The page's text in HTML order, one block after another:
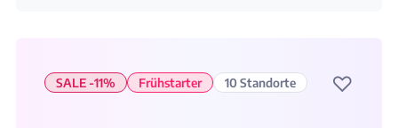
SALE -11% Frühstarter 10 Standorte ♡